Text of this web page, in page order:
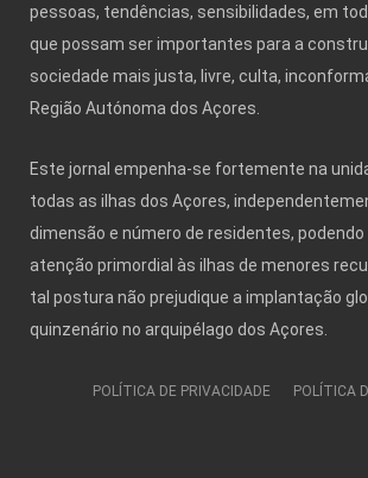
pessoas, tendências, sensibilidades, em
que possam ser importantes para a
sociedade mais justa, livre, culta,
Região Autónoma dos Açores.
Este jornal empenha-se fortemente na
todas as ilhas dos Açores,
dimensão e número de residentes,
atenção primordial às ilhas de menores
tal postura não prejudique a implantação
quinzenário no arquipélago dos Açores.
POLÍTICA DE PRIVACIDADE POLÍTICA